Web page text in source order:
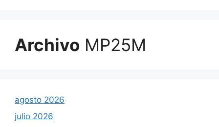
Archivo MP25M
agosto 2026
julio 2026